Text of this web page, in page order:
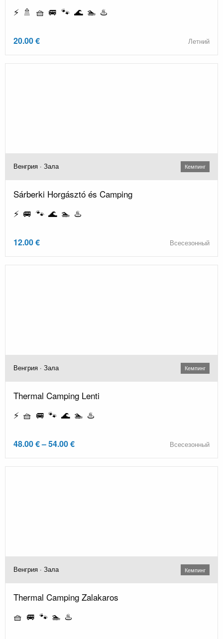
⚡ 🚿 🧺 🚐 🐾 🌊 🏊 ♨️
20.00 € Летний
Венгрия · Зала Кемпинг
Sárberki Horgásztó és Camping
⚡ 🚐 🐾 🌊 🏊 ♨️
12.00 € Всесезонный
Венгрия · Зала Кемпинг
Thermal Camping Lenti
⚡ 🧺 🚐 🐾 🌊 🏊 ♨️
48.00 € – 54.00 € Всесезонный
Венгрия · Зала Кемпинг
Thermal Camping Zalakaros
🧺 🚐 🐾 🏊 ♨️